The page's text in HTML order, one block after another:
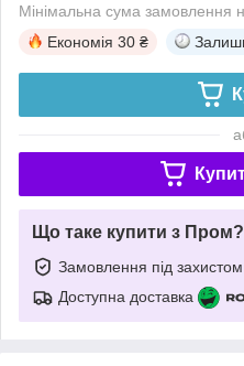
Мінімальна сума замовлення
Економія 30 ₴
Що таке купити з Пром?
Замовлення під захистом
Доступна доставка